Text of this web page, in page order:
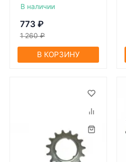
В наличии
773 ₽
1 260 ₽
В КОРЗИНУ